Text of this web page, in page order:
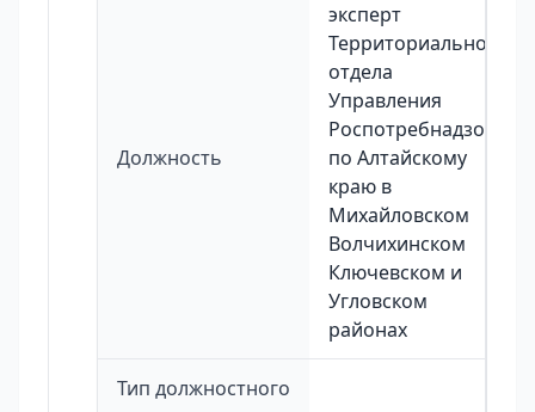
Должность
эксперт
Территориального
отдела
Управления
Роспотребнадзора
по Алтайскому
краю в
Михайловском
Волчихинском
Ключевском и
Угловском
районах
Тип должностного